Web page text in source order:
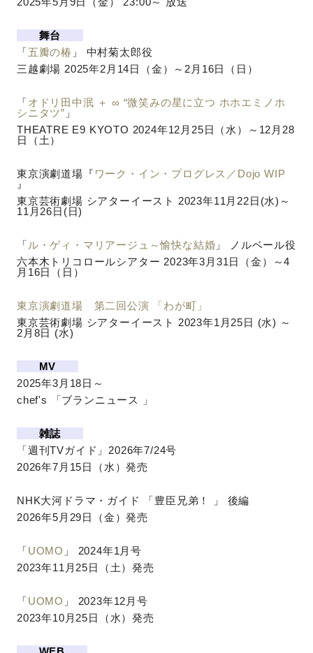
舞台
「五瓣の椿 」 中村菊太郎役
三越劇場 2025年2月14日（金）～2月16日（日）
「オドリ田中泯 ＋ ∞ “微笑みの星に立つ ホホエミノホ
シニタツ” 」
THEATRE E9 KYOTO 2024年12月25日（水）～12月28
日（土）
東京演劇道場『 ワーク・イン・プログレス／Dojo WIP
』
東京芸術劇場 シアターイースト 2023年11月22日(水)～
11月26日(日)
「 ル・ゲィ・マリアージュ～愉快な結婚 」 ノルベール役
六本木トリコロールシアター 2023年3月31日（金）～4
月16日（日）
東京演劇道場 第二回公演 「わが町」
東京芸術劇場 シアターイースト 2023年1月25日 (水) ～
2月8日 (水)
MV
2025年3月18日～
chef's 「ブランニュース 」
雑誌
「週刊TVガイド」2026年7/24号
2026年7月15日（水）発売
NHK大河ドラマ・ガイド 「豊臣兄弟！ 」 後編
2026年5月29日（金）発売
「UOMO 」 2024年1月号
2023年11月25日（土）発売
「UOMO 」 2023年12月号
2023年10月25日（水）発売